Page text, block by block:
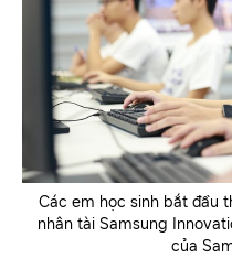
Các em học sinh bắt đầu
nhân tài Samsung
của